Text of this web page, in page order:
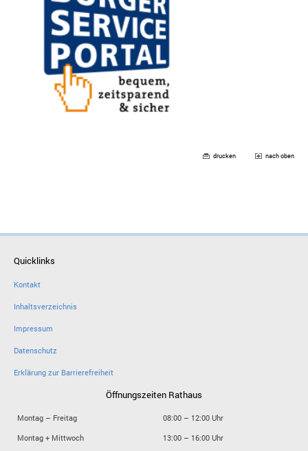
drucken nach oben
Quicklinks
Kontakt
Inhaltsverzeichnis
Impressum
Datenschutz
Erklärung zur Barrierefreiheit
Öffnungszeiten Rathaus
Montag – Freitag
08:00 – 12:00 Uhr
Montag + Mittwoch
13:00 – 16:00 Uhr